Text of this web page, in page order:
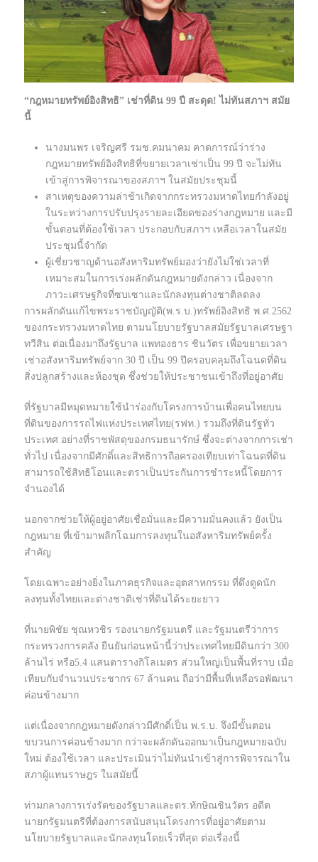
“กฎหมายทรัพย์อิงสิทธิ” เช่าที่ดิน 99 ปี สะดุด! ไม่ทันสภาฯ สมัย
นี้
นางมนพร เจริญศรี รมช.คมนาคม คาดการณ์ว่าร่าง
กฎหมายทรัพย์อิงสิทธิที่ขยายเวลาเช่าเป็น 99 ปี จะไม่ทัน
เข้าสู่การพิจารณาของสภาฯ ในสมัยประชุมนี้
สาเหตุของความล่าช้าเกิดจากกระทรวงมหาดไทยกำลังอยู่
ในระหว่างการปรับปรุงรายละเอียดของร่างกฎหมาย และมี
ขั้นตอนที่ต้องใช้เวลา ประกอบกับสภาฯ เหลือเวลาในสมัย
ประชุมนี้จำกัด
ผู้เชี่ยวชาญด้านอสังหาริมทรัพย์มองว่ายังไม่ใช่เวลาที่
เหมาะสมในการเร่งผลักดันกฎหมายดังกล่าว เนื่องจาก
ภาวะเศรษฐกิจที่ซบเซาและนักลงทุนต่างชาติลดลง
การผลักดันแก้ไขพระราชบัญญัติ(พ.ร.บ.)ทรัพย์อิงสิทธิ พ.ศ.2562
ของกระทรวงมหาดไทย ตามนโยบายรัฐบาลสมัยรัฐบาลเศรษฐา
ทวีสิน ต่อเนื่องมาถึงรัฐบาล แพทองธาร ชินวัตร เพื่อขยายเวลา
เช่าอสังหาริมทรัพย์จาก 30 ปี เป็น 99 ปีครอบคลุมถึงโฉนดที่ดิน
สิ่งปลูกสร้างและห้องชุด ซึ่งช่วยให้ประชาชนเข้าถึงที่อยู่อาศัย
ที่รัฐบาลมีหมุดหมายใช้นำร่องกับโครงการบ้านเพื่อคนไทยบน
ที่ดินของการรถไฟแห่งประเทศไทย(รฟท.) รวมถึงที่ดินรัฐทั่ว
ประเทศ อย่างที่ราชพัสดุของกรมธนารักษ์ ซึ่งจะต่างจากการเช่า
ทั่วไป เนื่องจากมีศักดิ์และสิทธิการถือครองเทียบเท่าโฉนดที่ดิน
สามารถใช้สิทธิโอนและตราเป็นประกันการชำระหนี้โดยการ
จำนองได้
นอกจากช่วยให้ผู้อยู่อาศัยเชื่อมั่นและมีความมั่นคงแล้ว ยังเป็น
กฎหมาย ที่เข้ามาพลิกโฉมการลงทุนในอสังหาริมทรัพย์ครั้ง
สำคัญ
โดยเฉพาะอย่างยิ่งในภาคธุรกิจและอุตสาหกรรม ที่ดึงดูดนัก
ลงทุนทั้งไทยและต่างชาติเช่าที่ดินได้ระยะยาว
ที่นายพิชัย ชุณหวชิร รองนายกรัฐมนตรี และรัฐมนตรีว่าการ
กระทรวงการคลัง ยืนยันก่อนหน้านี้ว่าประเทศไทยมีดินกว่า 300
ล้านไร่ หรือ5.4 แสนตารางกิโลเมตร ส่วนใหญ่เป็นพื้นที่ราบ เมื่อ
เทียบกับจำนวนประชากร 67 ล้านคน ถือว่ามีพื้นที่เหลือรอพัฒนา
ค่อนข้างมาก
แต่เนื่องจากกฎหมายดังกล่าวมีศักดิ์เป็น พ.ร.บ. จึงมีขั้นตอน
ขบวนการค่อนข้างมาก กว่าจะผลักดันออกมาเป็นกฎหมายฉบับ
ใหม่ ต้องใช้เวลา และประเมินว่าไม่ทันนำเข้าสู่การพิจารณาใน
สภาผู้แทนราษฎร ในสมัยนี้
ท่ามกลางการเร่งรัดของรัฐบาลและดร.ทักษิณชินวัตร อดีต
นายกรัฐมนตรีที่ต้องการสนับสนุนโครงการที่อยู่อาศัยตาม
นโยบายรัฐบาลและนักลงทุนโดยเร็วที่สุด ต่อเรื่องนี้